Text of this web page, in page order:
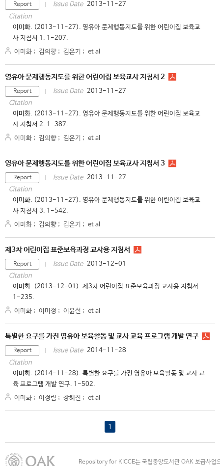
Report Issue Date 2013-11-27
Citation
이미화. (2013-11-27). 영유아 문제행동지도를 위한 어린이집 보육교
사 지침서 1. 1-207.
이미화 ; 김의향 ; 김온기 ; et al
영유아 문제행동지도를 위한 어린이집 보육교사 지침서 2
Report Issue Date 2013-11-27
Citation
이미화. (2013-11-27). 영유아 문제행동지도를 위한 어린이집 보육교
사 지침서 2. 1-387.
이미화 ; 김의향 ; 김온기 ; et al
영유아 문제행동지도를 위한 어린이집 보육교사 지침서 3
Report Issue Date 2013-11-27
Citation
이미화. (2013-11-27). 영유아 문제행동지도를 위한 어린이집 보육교
사 지침서 3. 1-542.
이미화 ; 김의향 ; 김온기 ; et al
제3차 어린이집 표준보육과정 교사용 지침서
Report Issue Date 2013-12-01
Citation
이미화. (2013-12-01). 제3차 어린이집 표준보육과정 교사용 지침서.
1-235.
이미화 ; 이미정 ; 이윤선 ; et al
특별한 요구를 가진 영유아 보육활동 및 교사 교육 프로그램 개발 연구
Report Issue Date 2014-11-28
Citation
이미화. (2014-11-28). 특별한 요구를 가진 영유아 보육활동 및 교사 교
육 프로그램 개발 연구. 1-502.
이미화 ; 이정림 ; 장혜진 ; et al
1
Repository for KICCE는 국립중앙도서관 OAK 보급사업